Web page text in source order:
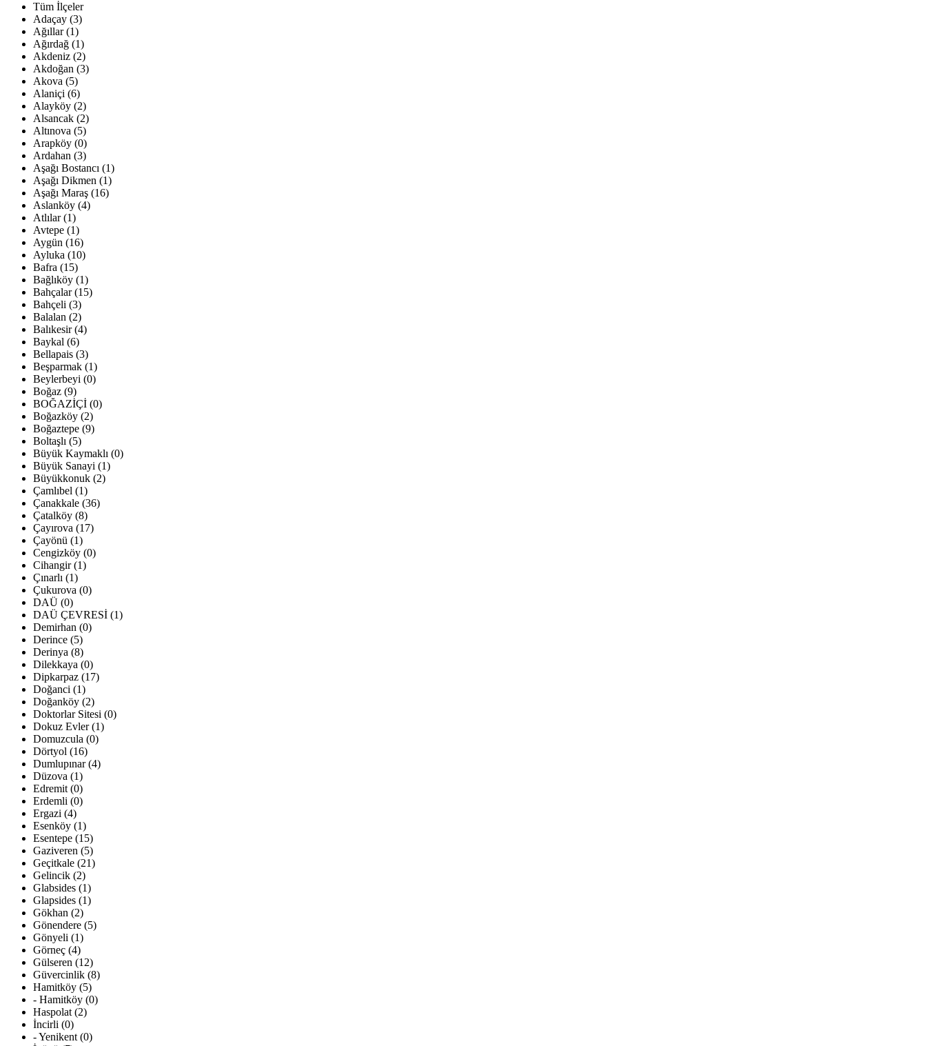
Tüm İlçeler
Adaçay (3)
Ağıllar (1)
Ağırdağ (1)
Akdeniz (2)
Akdoğan (3)
Akova (5)
Alaniçi (6)
Alayköy (2)
Alsancak (2)
Altınova (5)
Arapköy (0)
Ardahan (3)
Aşağı Bostancı (1)
Aşağı Dikmen (1)
Aşağı Maraş (16)
Aslanköy (4)
Atlılar (1)
Avtepe (1)
Aygün (16)
Ayluka (10)
Bafra (15)
Bağlıköy (1)
Bahçalar (15)
Bahçeli (3)
Balalan (2)
Balıkesir (4)
Baykal (6)
Bellapais (3)
Beşparmak (1)
Beylerbeyi (0)
Boğaz (9)
BOĞAZİÇİ (0)
Boğazköy (2)
Boğaztepe (9)
Boltaşlı (5)
Büyük Kaymaklı (0)
Büyük Sanayi (1)
Büyükkonuk (2)
Çamlıbel (1)
Çanakkale (36)
Çatalköy (8)
Çayırova (17)
Çayönü (1)
Cengizköy (0)
Cihangir (1)
Çınarlı (1)
Çukurova (0)
DAÜ (0)
DAÜ ÇEVRESİ (1)
Demirhan (0)
Derince (5)
Derinya (8)
Dilekkaya (0)
Dipkarpaz (17)
Doğanci (1)
Doğanköy (2)
Doktorlar Sitesi (0)
Dokuz Evler (1)
Domuzcula (0)
Dörtyol (16)
Dumlupınar (4)
Düzova (1)
Edremit (0)
Erdemli (0)
Ergazi (4)
Esenköy (1)
Esentepe (15)
Gaziveren (5)
Geçitkale (21)
Gelincik (2)
Glabsides (1)
Glapsides (1)
Gökhan (2)
Gönendere (5)
Gönyeli (1)
Görneç (4)
Gülseren (12)
Güvercinlik (8)
Hamitköy (5)
- Hamitköy (0)
Haspolat (2)
İncirli (0)
- Yenikent (0)